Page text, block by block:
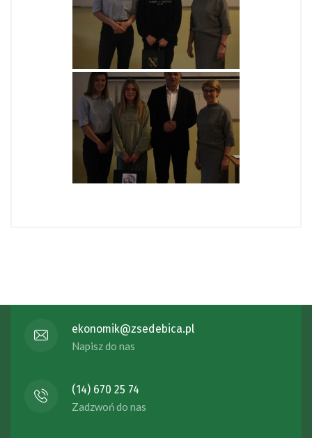
ekonomik@zsedebica.pl
Napisz do nas
(14) 670 25 74
Zadzwoń do nas